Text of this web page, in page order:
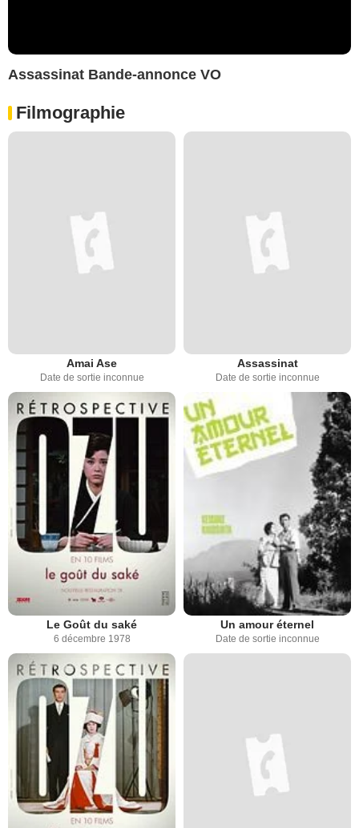
Assassinat Bande-annonce VO
Filmographie
Amai Ase
Date de sortie inconnue
Assassinat
Date de sortie inconnue
Le Goût du saké
6 décembre 1978
Un amour éternel
Date de sortie inconnue